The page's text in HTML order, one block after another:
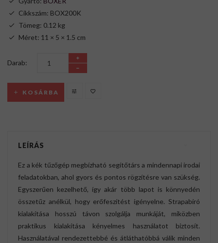
Cikkszám: BOX200K
Tömeg: 0.12 kg
Méret: 11 × 5 × 1.5 cm
Darab:
KOSÁRBA
LEÍRÁS
Ez a kék tűzőgép megbízható segítőtárs a mindennapi irodai
feladatokban, ahol gyors és pontos rögzítésre van szükség.
Egyszerűen kezelhető, így akár több lapot is könnyedén
összetűz anélkül, hogy erőfeszítést igényelne. Strapabíró
kialakítása hosszú távon szolgálja munkáját, miközben
praktikus kialakítása kényelmes használatot biztosít.
Használatával rendezettebbé és átláthatóbbá válik minden